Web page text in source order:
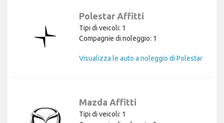
Polestar Affitti
Tipi di veicoli: 1
Compagnie di noleggio: 1
Visualizza le auto a noleggio di Polestar
Mazda Affitti
Tipi di veicoli: 1